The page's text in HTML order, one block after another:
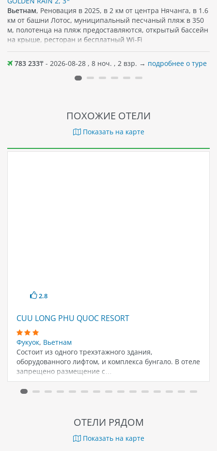
Вьетнам, Реновация в 2025, в 2 км от центра Нячанга, в 1.6
км от башни Лотос, муниципальный песчаный пляж в 350
м, полотенца на пляж предоставляются, открытый бассейн
на крыше, ресторан и бесплатный Wi-Fi
783 233₸ - 2026-08-28 , 8 ноч. , 2 взр. → подробнее о туре
ПОХОЖИЕ ОТЕЛИ
Показать на карте
2.8
CUU LONG PHU QUOC RESORT
Фукуок, Вьетнам
Состоит из одного трехэтажного здания,
оборудованного лифтом, и комплекса бунгало. В отеле
запрещено размещение с…
ОТЕЛИ РЯДОМ
Показать на карте